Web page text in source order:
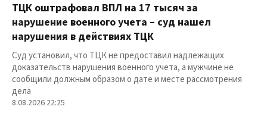
ТЦК оштрафовал ВПЛ на 17 тысяч за
нарушение военного учета – суд нашел
нарушения в действиях ТЦК
Суд установил, что ТЦК не предоставил надлежащих
доказательств нарушения военного учета, а мужчине не
сообщили должным образом о дате и месте рассмотрения
дела
8.08.2026 22:25